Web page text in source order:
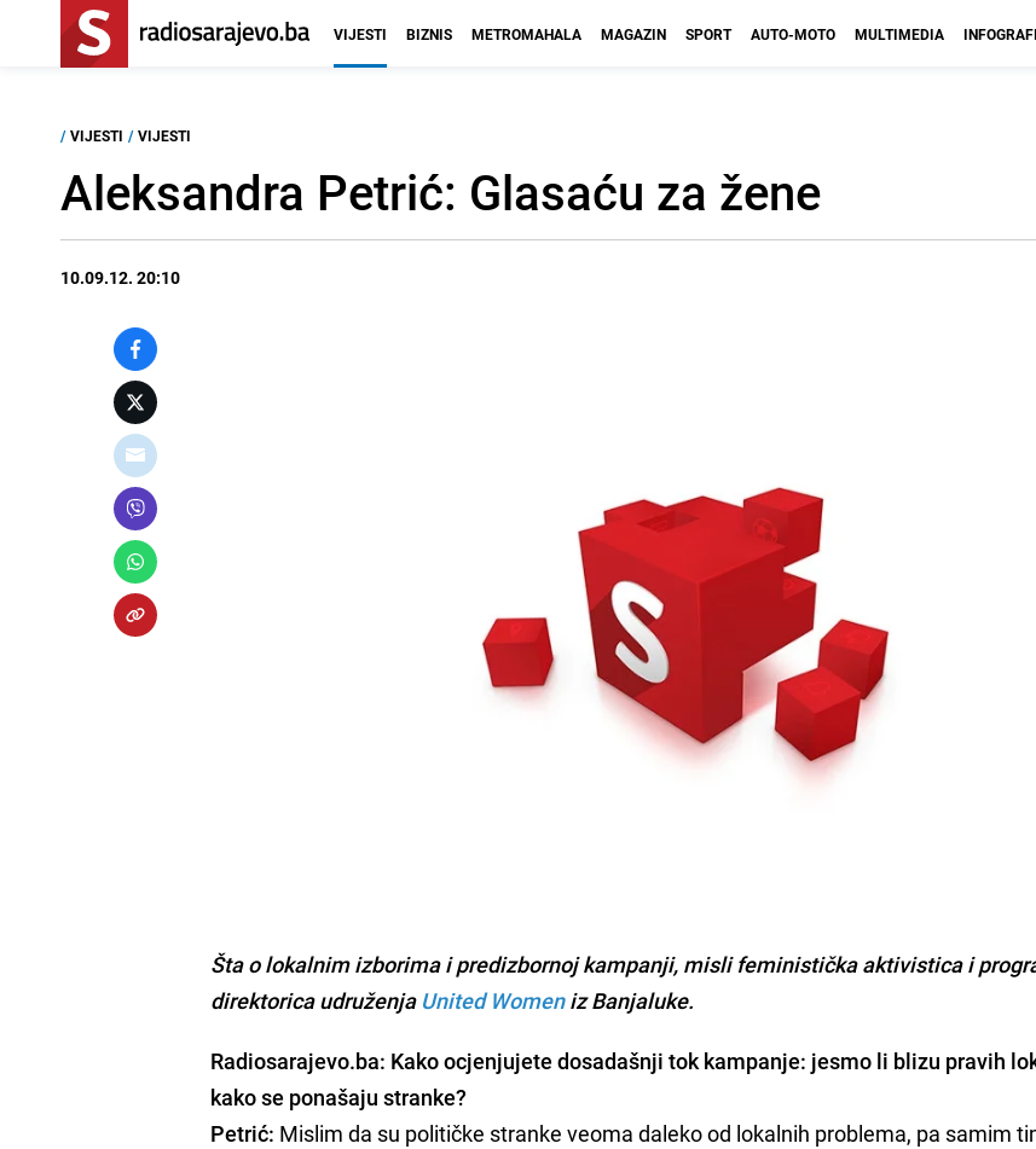
VIJESTI BIZNIS METROMAHALA MAGAZIN SPORT AUTO-MOTO MULTIMEDIA
/ VIJESTI / VIJESTI
Aleksandra Petrić: Glasaću za žene
10.09.12. 20:10
Šta o lokalnim izborima i predizbornoj kampanji, misli feministička aktivistica i
direktorica udruženja United Womeniz Banjaluke.
Radiosarajevo.ba: Kako ocjenjujete dosadašnji tok kampanje: jesmo li blizu pravih
kako se ponašaju stranke?
Petrić: Mislim da su političke stranke veoma daleko od lokalnih problema, pa samim